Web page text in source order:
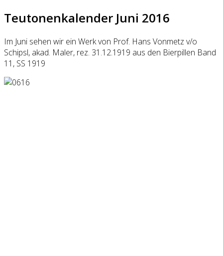
Teutonenkalender Juni 2016
Im Juni sehen wir ein Werk von Prof. Hans Vonmetz v/o
Schipsl, akad. Maler, rez. 31.12.1919 aus den Bierpillen Band
11, SS 1919